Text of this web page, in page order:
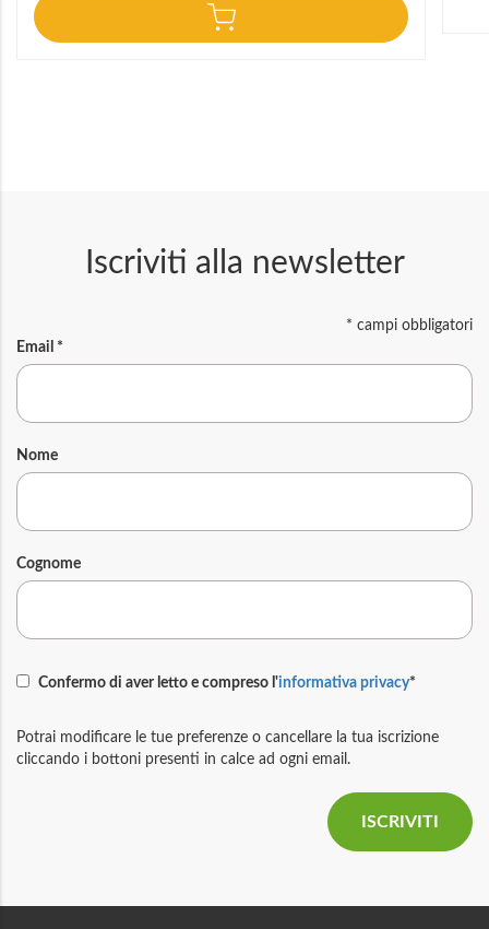
Iscriviti alla newsletter
* campi obbligatori
Email *
Nome
Cognome
Confermo di aver letto e compreso l'informativa privacy*
Potrai modificare le tue preferenze o cancellare la tua iscrizione
cliccando i bottoni presenti in calce ad ogni email.